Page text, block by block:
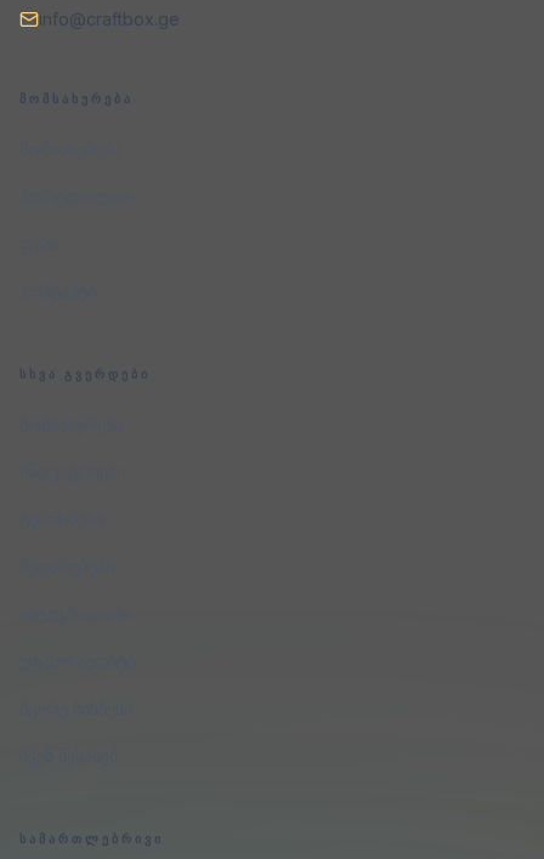
info@craftbox.ge
ᲛᲝᲛᲡᲐᲮᲣᲠᲔᲑᲐ
ᲡᲮᲕᲐ ᲒᲕᲔᲠᲓᲔᲑᲘ
ᲡᲐᲛᲐᲠᲗᲚᲔᲑᲠᲘᲕᲘ